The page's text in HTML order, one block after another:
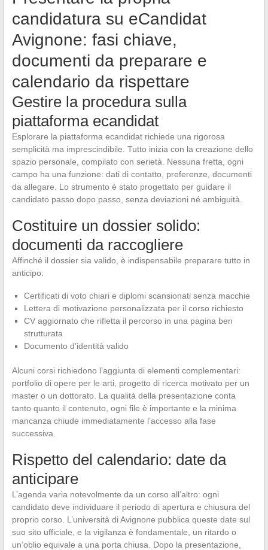
candidatura su eCandidat
Avignone: fasi chiave,
documenti da preparare e
calendario da rispettare
Gestire la procedura sulla
piattaforma ecandidat
Esplorare la piattaforma ecandidat richiede una rigorosa
semplicità ma imprescindibile. Tutto inizia con la creazione dello
spazio personale, compilato con serietà. Nessuna fretta, ogni
campo ha una funzione: dati di contatto, preferenze, documenti
da allegare. Lo strumento è stato progettato per guidare il
candidato passo dopo passo, senza deviazioni né ambiguità.
Costituire un dossier solido:
documenti da raccogliere
Affinché il dossier sia valido, è indispensabile preparare tutto in
anticipo:
Certificati di voto chiari e diplomi scansionati senza macchie
Lettera di motivazione personalizzata per il corso richiesto
CV aggiornato che rifletta il percorso in una pagina ben
strutturata
Documento d’identità valido
Alcuni corsi richiedono l’aggiunta di elementi complementari:
portfolio di opere per le arti, progetto di ricerca motivato per un
master o un dottorato. La qualità della presentazione conta
tanto quanto il contenuto, ogni file è importante e la minima
mancanza chiude immediatamente l’accesso alla fase
successiva.
Rispetto del calendario: date da
anticipare
L’agenda varia notevolmente da un corso all’altro: ogni
candidato deve individuare il periodo di apertura e chiusura del
proprio corso. L’università di Avignone pubblica queste date sul
suo sito ufficiale, e la vigilanza è fondamentale, un ritardo o
un’oblio equivale a una porta chiusa. Dopo la presentazione,